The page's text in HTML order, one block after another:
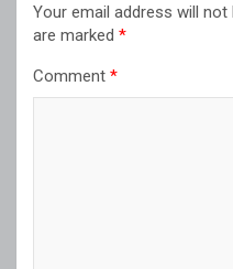
Your email address will not
are marked *
Comment *